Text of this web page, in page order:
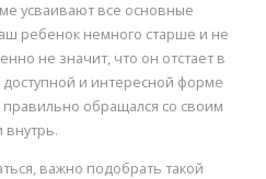
усваивают все основные
ребенок немного старше и не
не значит, что он отстает в
и интересной форме
обращался со своим
внутрь.
важно подобрать такой